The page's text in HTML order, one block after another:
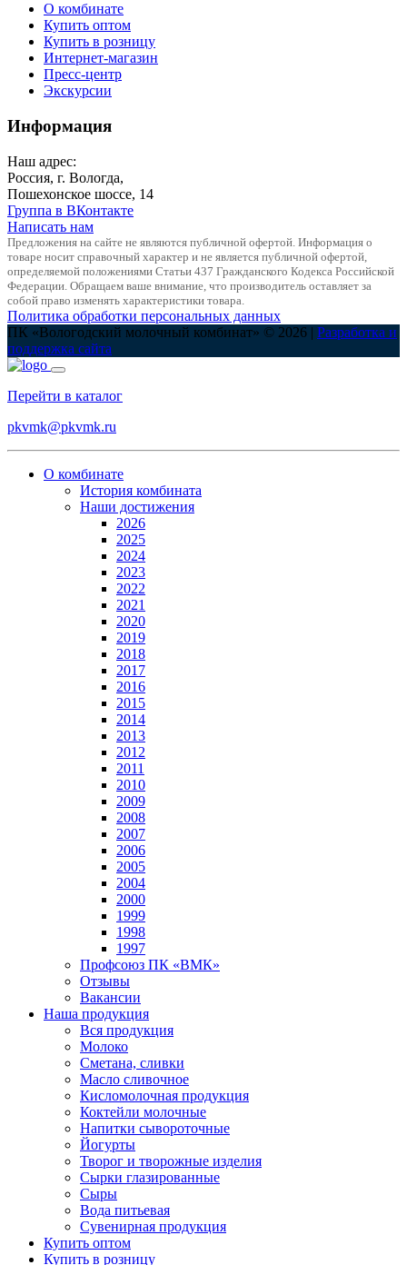
О комбинате
Купить оптом
Купить в розницу
Интернет-магазин
Пресс-центр
Экскурсии
Информация
Наш адрес:
Россия, г. Вологда,
Пошехонское шоссе, 14
Группа в ВКонтакте
Написать нам
Предложения на сайте не являются публичной офертой. Информация о
товаре носит справочный характер и не является публичной офертой,
определяемой положениями Статьи 437 Гражданского Кодекса Российской
Федерации. Обращаем ваше внимание, что производитель оставляет за
собой право изменять характеристики товара.
Политика обработки персональных данных
ПК «Вологодский молочный комбинат» © 2026 | Разработка и
поддержка сайта
Перейти в каталог
pkvmk@pkvmk.ru
О комбинате
История комбината
Наши достижения
2026
2025
2024
2023
2022
2021
2020
2019
2018
2017
2016
2015
2014
2013
2012
2011
2010
2009
2008
2007
2006
2005
2004
2000
1999
1998
1997
Профсоюз ПК «ВМК»
Отзывы
Вакансии
Наша продукция
Вся продукция
Молоко
Сметана, сливки
Масло сливочное
Кисломолочная продукция
Коктейли молочные
Напитки сывороточные
Йогурты
Творог и творожные изделия
Сырки глазированные
Сыры
Вода питьевая
Сувенирная продукция
Купить оптом
Купить в розницу